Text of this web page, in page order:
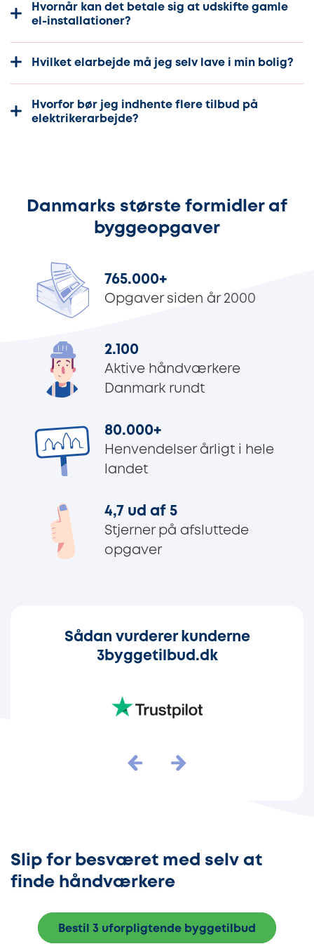
Hvornår kan det betale sig at udskifte gamle
el-installationer?
Hvilket elarbejde må jeg selv lave i min bolig?
Hvorfor bør jeg indhente flere tilbud på
elektrikerarbejde?
Danmarks største formidler af
byggeopgaver
765.000+
Opgaver siden år 2000
2.100
Aktive håndværkere
Danmark rundt
80.000+
Henvendelser årligt i hele
landet
4,7 ud af 5
Stjerner på afsluttede
opgaver
Sådan vurderer kunderne
3byggetilbud.dk
Slip for besværet med selv at
finde håndværkere
Bestil 3 uforpligtende byggetilbud